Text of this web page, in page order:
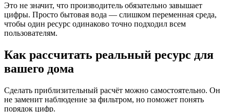
Это не значит, что производитель обязательно завышает
цифры. Просто бытовая вода — слишком переменная среда,
чтобы один ресурс одинаково точно подходил всем
пользователям.
Как рассчитать реальный ресурс для
вашего дома
Сделать приблизительный расчёт можно самостоятельно. Он
не заменит наблюдение за фильтром, но поможет понять
порядок цифр.